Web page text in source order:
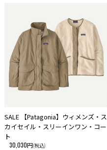
SALE 【Patagonia】ウィメンズ・ス
カイセイル・スリーインワン・コー
ト
30,030円(税込)